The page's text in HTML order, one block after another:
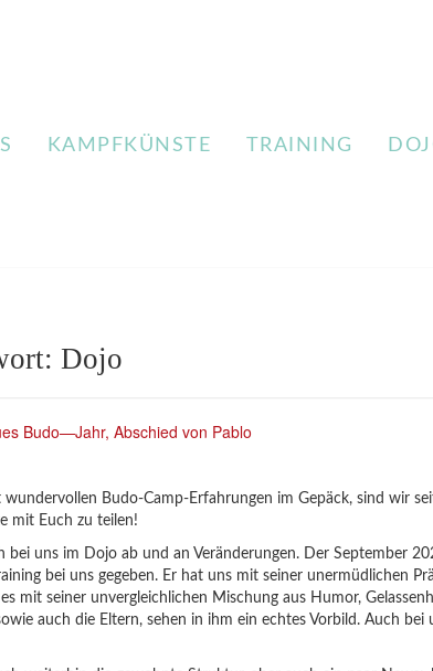
KAMPFKÜNSTE TRAINING
Dojo
wundervollen Budo-Camp-Erfahrungen im Gepäck, sind wir
mit Euch zu teilen!
bei uns im Dojo ab und an Veränderungen. Der September
bei uns gegeben. Er hat uns mit seiner
mit seiner unvergleichlichen Mischung aus Humor,
auch die Eltern, sehen in ihm ein echtes Vorbild. Auch